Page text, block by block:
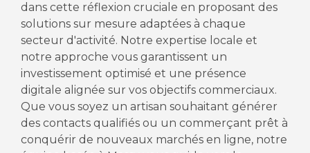
dans cette réflexion cruciale en proposant des
solutions sur mesure adaptées à chaque
secteur d'activité. Notre expertise locale et
notre approche vous garantissent un
investissement optimisé et une présence
digitale alignée sur vos objectifs commerciaux.
Que vous soyez un artisan souhaitant générer
des contacts qualifiés ou un commerçant prêt à
conquérir de nouveaux marchés en ligne, notre